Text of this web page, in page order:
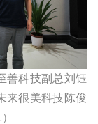
善科技副总刘钰
来很美科技陈俊